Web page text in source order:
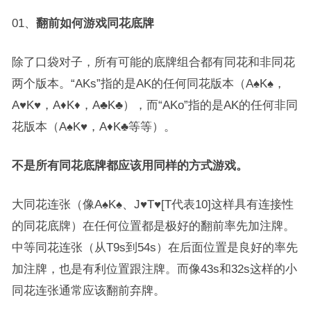
01、 翻前如何游戏同花底牌
除了口袋对子，所有可能的底牌组合都有同花和非同花
两个版本。“AKs”指的是AK的任何同花版本（A♠K♠，
A♥K♥，A♦K♦，A♣K♣），而“AKo”指的是AK的任何非同
花版本（A♠K♥，A♦K♣等等）。
不是所有同花底牌都应该用同样的方式游戏。
大同花连张（像A♠K♠、J♥T♥[T代表10]这样具有连接性
的同花底牌）在任何位置都是极好的翻前率先加注牌。
中等同花连张（从T9s到54s）在后面位置是良好的率先
加注牌，也是有利位置跟注牌。而像43s和32s这样的小
同花连张通常应该翻前弃牌。